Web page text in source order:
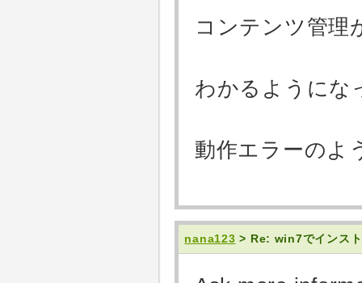
コンテンツ管理
わかるようにな
動作エラーのよ
nana123 > Re: win7でインス